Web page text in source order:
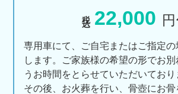
22,000
専用車にて、ご自宅またはご指定
します。ご家族様の希望の形でお別
うお時間をとらせていただいており
その後、お火葬を行い、骨壺にお